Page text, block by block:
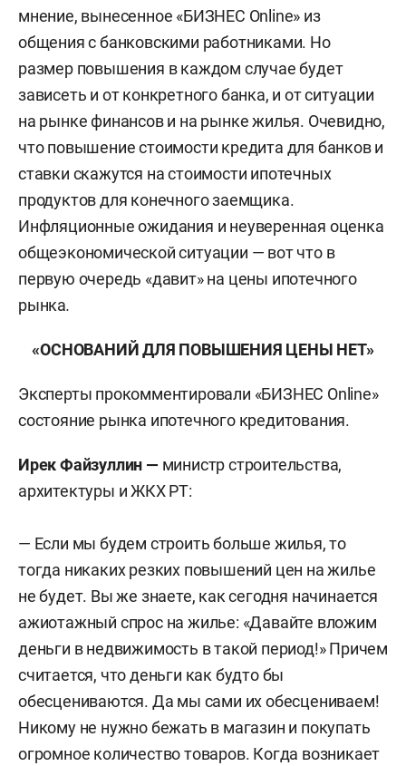
мнение, вынесенное «БИЗНЕС Оnline» из
общения с банковскими работниками. Но
размер повышения в каждом случае будет
зависеть и от конкретного банка, и от ситуации
на рынке финансов и на рынке жилья. Очевидно,
что повышение стоимости кредита для банков и
ставки скажутся на стоимости ипотечных
продуктов для конечного заемщика.
Инфляционные ожидания и неуверенная оценка
общеэкономической ситуации — вот что в
первую очередь «давит» на цены ипотечного
рынка.
«ОСНОВАНИЙ ДЛЯ ПОВЫШЕНИЯ ЦЕНЫ НЕТ»
Эксперты прокомментировали «БИЗНЕС Online»
состояние рынка ипотечного кредитования.
Ирек Файзуллин — министр строительства,
архитектуры и ЖКХ РТ:
— Если мы будем строить больше жилья, то
тогда никаких резких повышений цен на жилье
не будет. Вы же знаете, как сегодня начинается
ажиотажный спрос на жилье: «Давайте вложим
деньги в недвижимость в такой период!» Причем
считается, что деньги как будто бы
обесцениваются. Да мы сами их обесцениваем!
Никому не нужно бежать в магазин и покупать
огромное количество товаров. Когда возникает